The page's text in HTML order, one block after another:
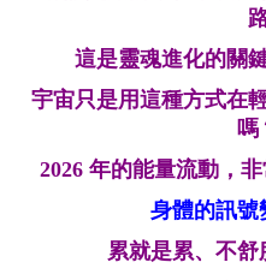
這是靈魂進化的關
宇宙只是用這種方式在
嗎
2026 年的能量流動，
身體的訊號
累就是累、不舒